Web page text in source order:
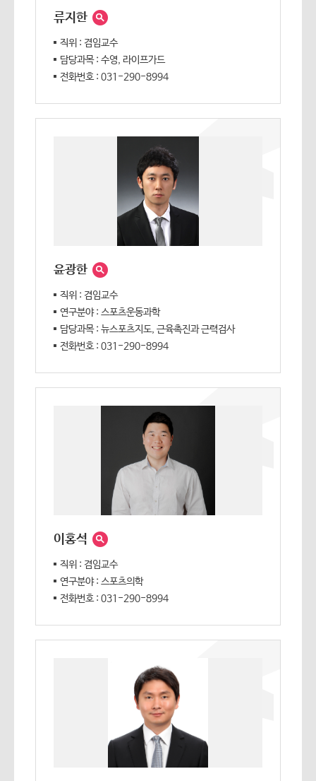
류지한
직위 : 겸임교수
담당과목 : 수영, 라이프가드
전화번호 : 031-290-8994
윤광한
직위 : 겸임교수
연구분야 : 스포츠운동과학
담당과목 : 뉴스포츠지도, 근육촉진과 근력검사
전화번호 : 031-290-8994
이홍석
직위 : 겸임교수
연구분야 : 스포츠의학
전화번호 : 031-290-8994